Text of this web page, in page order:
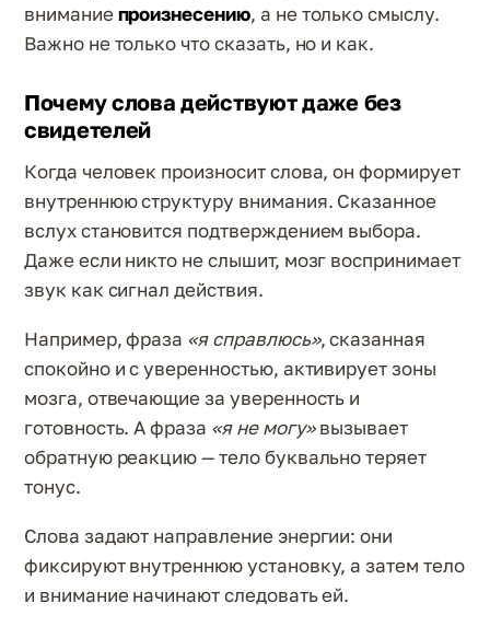
внимание произнесению, а не только смыслу.
Важно не только что сказать, но и как.
Почему слова действуют даже без
свидетелей
Когда человек произносит слова, он формирует
внутреннюю структуру внимания. Сказанное
вслух становится подтверждением выбора.
Даже если никто не слышит, мозг воспринимает
звук как сигнал действия.
Например, фраза «я справлюсь», сказанная
спокойно и с уверенностью, активирует зоны
мозга, отвечающие за уверенность и
готовность. А фраза «я не могу»вызывает
обратную реакцию — тело буквально теряет
тонус.
Слова задают направление энергии: они
фиксируют внутреннюю установку, а затем тело
и внимание начинают следовать ей.